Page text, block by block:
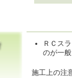
ＲＣス
のが一
施工上の注